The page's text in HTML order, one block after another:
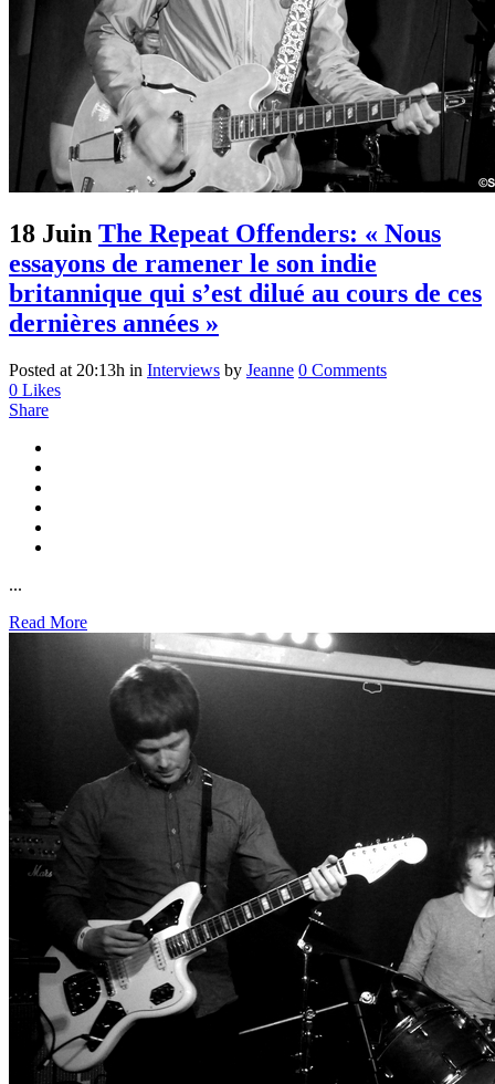
18 Juin The Repeat Offenders: « Nous
essayons de ramener le son indie
britannique qui s’est dilué au cours de ces
dernières années »
Posted at 20:13h in Interviews by Jeanne 0 Comments
0 Likes
Share
...
Read More